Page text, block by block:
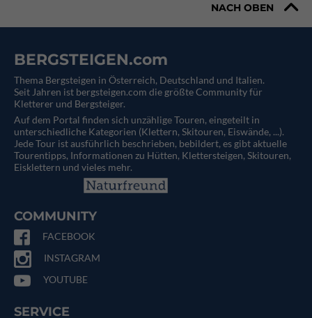
NACH OBEN
BERGSTEIGEN.com
Thema Bergsteigen in Österreich, Deutschland und Italien.
Seit Jahren ist bergsteigen.com die größte Community für
Kletterer und Bergsteiger.
Auf dem Portal finden sich unzählige Touren, eingeteilt in
unterschiedliche Kategorien (Klettern, Skitouren, Eiswände, ...).
Jede Tour ist ausführlich beschrieben, bebildert, es gibt aktuelle
Tourentipps, Informationen zu Hütten, Klettersteigen, Skitouren,
Eisklettern und vieles mehr.
COMMUNITY
FACEBOOK
INSTAGRAM
YOUTUBE
SERVICE